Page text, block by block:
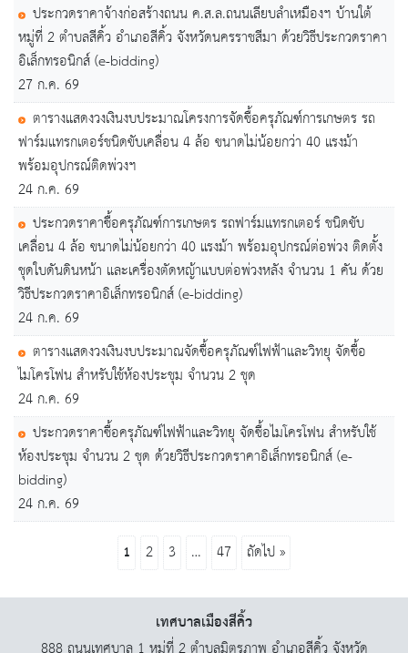
ประกวดราคาจ้างก่อสร้างถนน ค.ส.ล.ถนนเลียบลำเหมืองฯ บ้านใต้
หมู่ที่ 2 ตำบลสีคิ้ว อำเภอสีคิ้ว จังหวัดนครราชสีมา ด้วยวิธีประกวดราคา
อิเล็กทรอนิกส์ (e-bidding)
27 ก.ค. 69
ตารางแสดงวงเงินงบประมาณโครงการจัดซื้อครุภัณฑ์การเกษตร รถ
ฟาร์มแทรกเตอร์ชนิดขับเคลื่อน 4 ล้อ ขนาดไม่น้อยกว่า 40 แรงม้า
พร้อมอุปกรณ์ติดพ่วงฯ
24 ก.ค. 69
ประกวดราคาซื้อครุภัณฑ์การเกษตร รถฟาร์มแทรกเตอร์ ชนิดขับ
เคลื่อน 4 ล้อ ขนาดไม่น้อยกว่า 40 แรงม้า พร้อมอุปกรณ์ต่อพ่วง ติดตั้ง
ชุดใบดันดินหน้า และเครื่องตัดหญ้าแบบต่อพ่วงหลัง จำนวน 1 คัน ด้วย
วิธีประกวดราคาอิเล็กทรอนิกส์ (e-bidding)
24 ก.ค. 69
ตารางแสดงวงเงินงบประมาณจัดซื้อครุภัณฑ์ไฟฟ้าและวิทยุ จัดซื้อ
ไมโครโฟน สำหรับใช้ห้องประชุม จำนวน 2 ชุด
24 ก.ค. 69
ประกวดราคาซื้อครุภัณฑ์ไฟฟ้าและวิทยุ จัดซื้อไมโครโฟน สำหรับใช้
ห้องประชุม จำนวน 2 ชุด ด้วยวิธีประกวดราคาอิเล็กทรอนิกส์ (e-
bidding)
24 ก.ค. 69
1
2 3 … 47 ถัดไป »
เทศบาลเมืองสีคิ้ว